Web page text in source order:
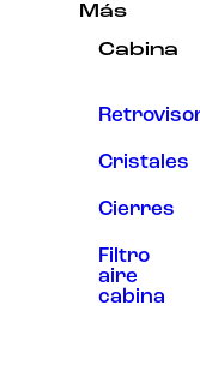
Más
Cabina
Cristales
Cierres
Filtro
aire
cabina